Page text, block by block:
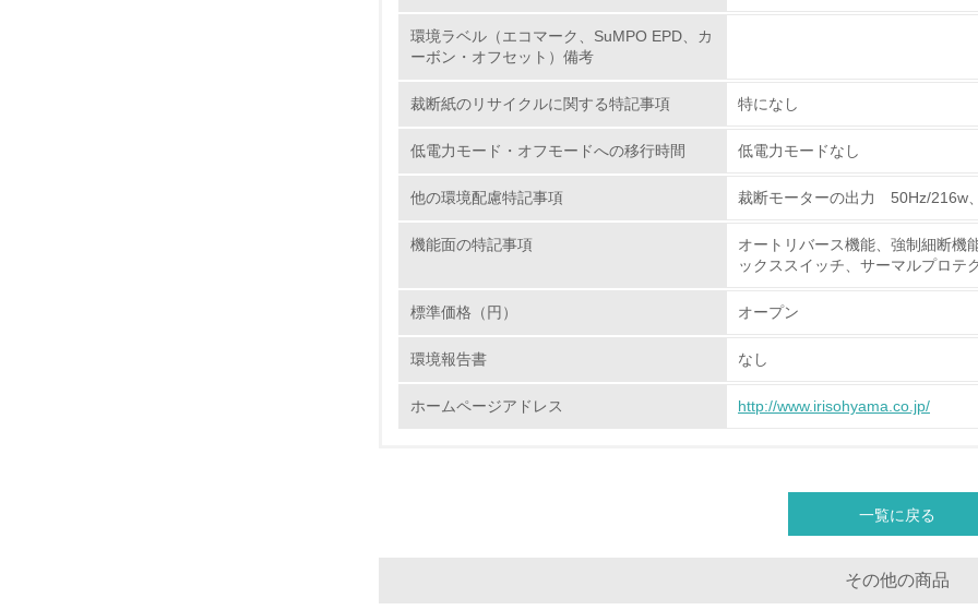
13. <L1> グリーン購入の取り組み方針を有し、グリーン購入を行っ
非該当（包装・物流を必要とする業務を行っていない）
<L2> 環境負荷ができるだけ小さい物流を行っている
環境ラベル（エコマーク、SuMPO EPD、カ
ーボン・オフセット）備考
裁断紙のリサイクルに関する特記事項 特になし
低電力モード・オフモードへの移行時間 低電力モードなし
他の環境配慮特記事項 裁断モーターの出力 50Hz/216w
機能面の特記事項
オートリバース機能、強制細断機
ックススイッチ、サーマルプロテ
標準価格（円） オープン
環境報告書 なし
ホームページアドレス http://www.irisohyama.co.jp/
一覧に戻る
その他の商品